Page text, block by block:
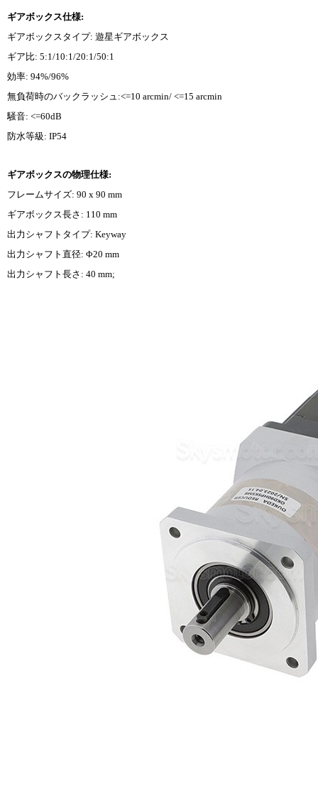
ギアボックス仕様:
ギアボックスタイプ: 遊星ギアボックス
ギア比: 5:1/10:1/20:1/50:1
効率: 94%/96%
無負荷時のバックラッシュ:<=10 arcmin/ <=15 arcmin
騒音: <=60dB
防水等級: IP54
ギアボックスの物理仕様:
フレームサイズ: 90 x 90 mm
ギアボックス長さ: 110 mm
出力シャフトタイプ: Keyway
出力シャフト直径: Φ20 mm
出力シャフト長さ: 40 mm;